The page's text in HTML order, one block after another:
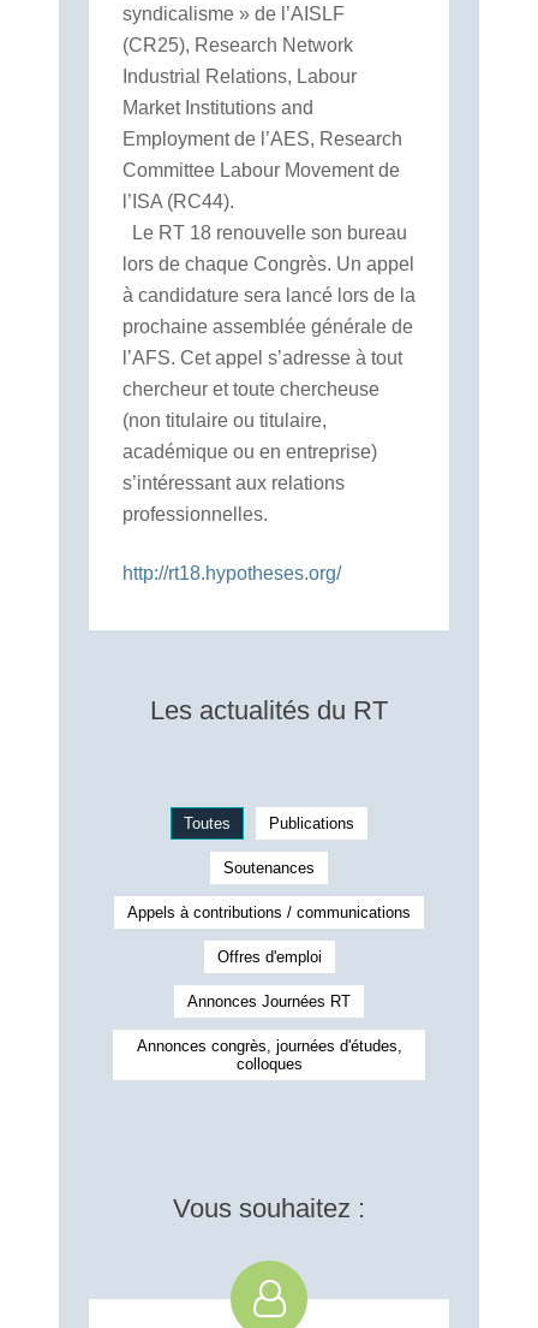
syndicalisme » de l’AISLF
(CR25), Research Network
Industrial Relations, Labour
Market Institutions and
Employment de l’AES, Research
Committee Labour Movement de
l’ISA (RC44).
Le RT 18 renouvelle son bureau
lors de chaque Congrès. Un appel
à candidature sera lancé lors de la
prochaine assemblée générale de
l’AFS. Cet appel s’adresse à tout
chercheur et toute chercheuse
(non titulaire ou titulaire,
académique ou en entreprise)
s’intéressant aux relations
professionnelles.
http://rt18.hypotheses.org/
Les actualités du RT
Toutes Publications
Soutenances
Appels à contributions / communications
Offres d'emploi
Annonces Journées RT
Annonces congrès, journées d'études,
colloques
Vous souhaitez :